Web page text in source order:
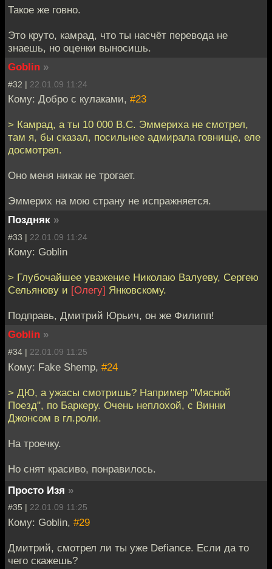
Такое же говно.
Это круто, камрад, что ты насчёт перевода не
знаешь, но оценки выносишь.
Goblin »
#32 | 22.01.09 11:24
Кому: Добро с кулаками, #23
> Камрад, а ты 10 000 B.C. Эммериха не смотрел,
там я, бы сказал, посильнее адмирала говнище, еле
досмотрел.
Оно меня никак не трогает.
Эммерих на мою страну не испражняется.
Поздняк »
#33 | 22.01.09 11:24
Кому: Goblin
> Глубочайшее уважение Николаю Валуеву, Сергею
Сельянову и [Олегу] Янковскому.
Подправь, Дмитрий Юрьич, он же Филипп!
Goblin »
#34 | 22.01.09 11:25
Кому: Fake Shemp, #24
> ДЮ, а ужасы смотришь? Например "Мясной
Поезд", по Баркеру. Очень неплохой, с Винни
Джонсом в гл.роли.
На троечку.
Но снят красиво, понравилось.
Просто Изя »
#35 | 22.01.09 11:25
Кому: Goblin, #29
Дмитрий, смотрел ли ты уже Defiance. Если да то
чего скажешь?